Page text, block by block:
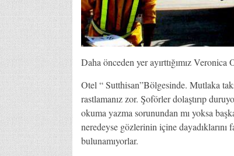
Daha önceden yer ayırttığımız
Otel “ Sutthisan”Bölgesinde. Mutlaka
rastlamanız zor. Şoförler dolaştırıp
okuma yazma sorunundan mı yoksa
neredeyse gözlerinin içine
bulunamıyorlar.